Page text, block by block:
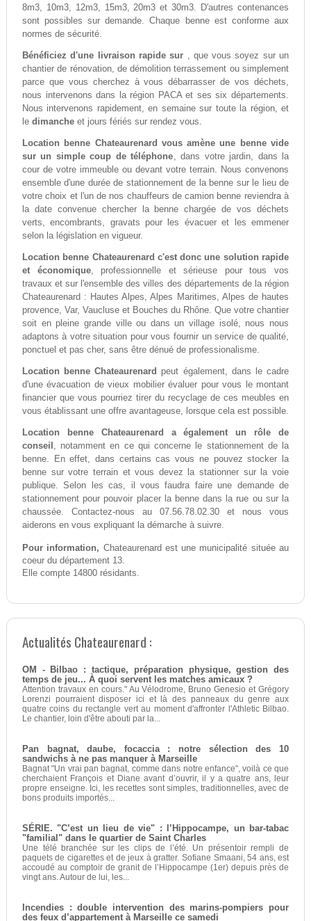
8m3, 10m3, 12m3, 15m3, 20m3 et 30m3. D'autres contenances
sont possibles sur demande. Chaque benne est conforme aux
normes de sécurité.
Bénéficiez d'une livraison rapide sur , que vous soyez sur un
chantier de rénovation, de démolition terrassement ou simplement
parce que vous cherchez à vous débarrasser de vos déchets,
nous intervenons dans la région PACA et ses six départements.
Nous intervenons rapidement, en semaine sur toute la région, et
le dimancheet jours fériés sur rendez vous.
Location benne Chateaurenard vous amène une benne vide
sur un simple coup de téléphone, dans votre jardin, dans la
cour de votre immeuble ou devant votre terrain. Nous convenons
ensemble d'une durée de stationnement de la benne sur le lieu de
votre choix et l'un de nos chauffeurs de camion benne reviendra à
la date convenue chercher la benne chargée de vos déchets
verts, encombrants, gravats pour les évacuer et les emmener
selon la législation en vigueur.
Location benne Chateaurenard c'est donc une solution rapide
et économique, professionnelle et sérieuse pour tous vos
travaux et sur l'ensemble des villes des départements de la région
Chateaurenard : Hautes Alpes, Alpes Maritimes, Alpes de hautes
provence, Var, Vaucluse et Bouches du Rhône. Que votre chantier
soit en pleine grande ville ou dans un village isolé, nous nous
adaptons à votre situation pour vous fournir un service de qualité,
ponctuel et pas cher, sans être dénué de professionalisme.
Location benne Chateaurenard peut également, dans le cadre
d'une évacuation de vieux mobilier évaluer pour vous le montant
financier que vous pourriez tirer du recyclage de ces meubles en
vous établissant une offre avantageuse, lorsque cela est possible.
Location benne Chateaurenard a également un rôle de
conseil , notamment en ce qui concerne le stationnement de la
benne. En effet, dans certains cas vous ne pouvez stocker la
benne sur votre terrain et vous devez la stationner sur la voie
publique. Selon les cas, il vous faudra faire une demande de
stationnement pour pouvoir placer la benne dans la rue ou sur la
chaussée. Contactez-nous au 07.56.78.02.30 et nous vous
aiderons en vous expliquant la démarche à suivre.
Pour information, Chateaurenard est une municipalité située au
coeur du département 13.
Elle compte 14800 résidants.
Actualités Chateaurenard :
OM - Bilbao : tactique, préparation physique, gestion des
temps de jeu... À quoi servent les matches amicaux ?
Attention travaux en cours." Au Vélodrome, Bruno Genesio et Grégory
Lorenzi pourraient disposer ici et là des panneaux du genre aux
quatre coins du rectangle vert au moment d'affronter l'Athletic Bilbao.
Le chantier, loin d'être abouti par la...
Pan bagnat, daube, focaccia : notre sélection des 10
sandwichs à ne pas manquer à Marseille
Bagnat "Un vrai pan bagnat, comme dans notre enfance", voilà ce que
cherchaient François et Diane avant d’ouvrir, il y a quatre ans, leur
propre enseigne. Ici, les recettes sont simples, traditionnelles, avec de
bons produits importés...
SÉRIE. "C’est un lieu de vie" : l’Hippocampe, un bar-tabac
"familial" dans le quartier de Saint Charles
Une télé branchée sur les clips de l’été. Un présentoir rempli de
paquets de cigarettes et de jeux à gratter. Sofiane Smaani, 54 ans, est
accoudé au comptoir de granit de l’Hippocampe (1er) depuis près de
vingt ans. Autour de lui, les...
Incendies : double intervention des marins-pompiers pour
des feux d’appartement à Marseille ce samedi